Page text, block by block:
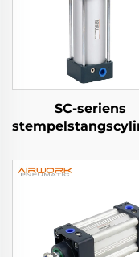
SC-seriens